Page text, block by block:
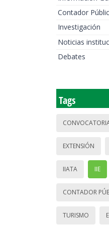
Contador
Investigación
Noticias
Debates
Tags
EXTENSIÓN
IIATA IIE
CONTADOR
TURISMO